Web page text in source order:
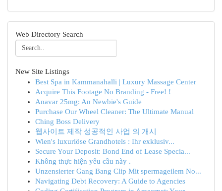
Web Directory Search
New Site Listings
Best Spa in Kammanahalli | Luxury Massage Center
Acquire This Footage No Branding - Free! !
Anavar 25mg: An Newbie's Guide
Purchase Our Wheel Cleaner: The Ultimate Manual
Ching Boss Delivery
웹사이트 제작 성공적인 사업 의 개시
Wien's luxuriöse Grandhotels : Ihr exklusiv...
Secure Your Deposit: Bond End of Lease Specia...
Không thực hiện yêu cầu này .
Unzensierter Gang Bang Clip Mit spermageilem No...
Navigating Debt Recovery: A Guide to Agencies